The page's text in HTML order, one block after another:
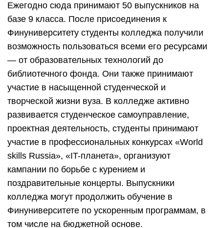
Ежегодно сюда принимают 50 выпускников на
базе 9 класса. После присоединения к
Финуниверситету студенты колледжа получили
возможность пользоваться всеми его ресурсами
— от образовательных технологий до
библиотечного фонда. Они также принимают
участие в насыщенной студенческой и
творческой жизни вуза. В колледже активно
развивается студенческое самоуправление,
проектная деятельность, студенты принимают
участие в профессиональных конкурсах «World
skills Russia», «IT-планета», организуют
кампании по борьбе с курением и
поздравительные концерты. Выпускники
колледжа могут продолжить обучение в
Финуниверситете по ускоренным программам, в
том числе на бюджетной основе.